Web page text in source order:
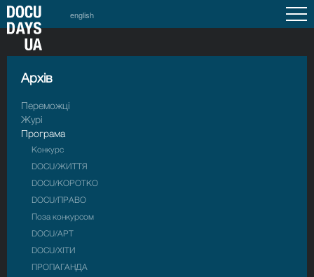
english
Архiв
Переможці
Журі
Програма
Конкурс
DOCU/ЖИТТЯ
DOCU/КОРОТКО
DOCU/ПРАВО
Поза конкурсом
DOCU/АРТ
DOCU/ХІТИ
ПРОПАГАНДА